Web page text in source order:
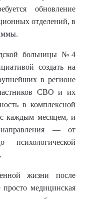
обновление
отделений, в
больницы №4
создать на
в регионе
СВО и их
в комплексной
с каждым месяцем, и
— от
жизни после
медицинская